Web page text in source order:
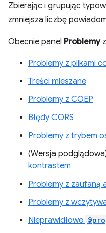
Zbierając i grupując
zmniejsza liczbę
Obecnie panel Problemy
Problemy z plikami
Treści mieszane
Problemy z COEP
Błędy CORS
Problemy z trybem
(Wersja
kontrastem
Problemy z zaufaną
Problemy z
Nieprawidłowe